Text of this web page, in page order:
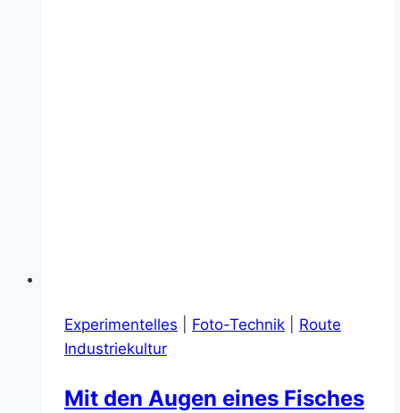
Experimentelles Foto-Technik
Route
Industriekultur
Mit den Augen eines Fisches